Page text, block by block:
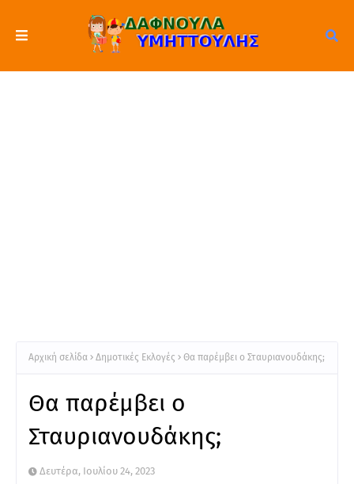
Αρχική σελίδα Δημοτικές Εκλογές Θα παρέμβει ο Σταυριανουδάκης;
Θα παρέμβει ο
Σταυριανουδάκης;
Δευτέρα, Ιουλίου 24, 2023